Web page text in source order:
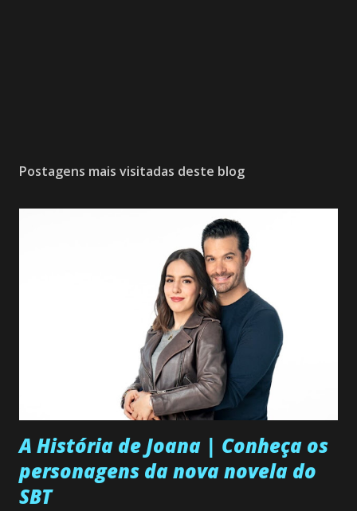
Postagens mais visitadas deste blog
A História de Joana | Conheça os
personagens da nova novela do
SBT